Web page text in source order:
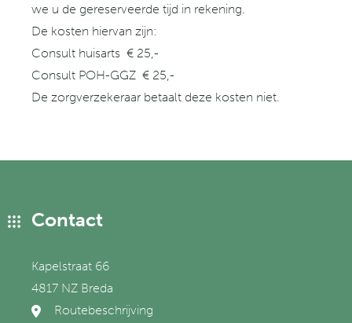
we u de gereserveerde tijd in rekening.
De kosten hiervan zijn:
Consult huisarts € 25,-
Consult POH-GGZ € 25,-
De zorgverzekeraar betaalt deze kosten niet.
Contact
Kapelstraat 66
4817 NZ Breda
Routebeschrijving